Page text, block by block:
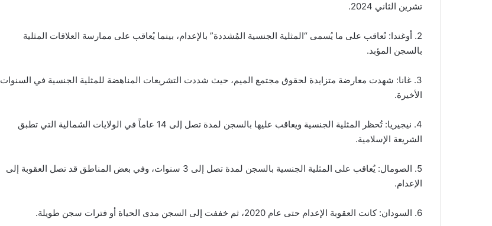
تشرين الثاني 2024.
2. أوغندا: تُعاقب على ما يُسمى “المثلية الجنسية المُشددة” بالإعدام، بينما يُعاقب على ممارسة العلاقات المثلية
بالسجن المؤبد.
3. غانا: شهدت معارضة متزايدة لحقوق مجتمع الميم، حيث شددت التشريعات المناهضة للمثلية الجنسية في السنوات
الأخيرة.
4. نيجيريا: تُحظر المثلية الجنسية ويعاقب عليها بالسجن لمدة تصل إلى 14 عاماً في الولايات الشمالية التي تطبق
الشريعة الإسلامية.
5. الصومال: يُعاقب على المثلية الجنسية بالسجن لمدة تصل إلى 3 سنوات، وفي بعض المناطق قد تصل العقوبة إلى
الإعدام.
6. السودان: كانت العقوبة الإعدام حتى عام 2020، ثم خففت إلى السجن مدى الحياة أو فترات سجن طويلة.